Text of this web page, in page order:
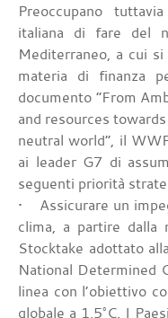
Preoccupano
italiana di fare del
Mediterraneo, a cui
materia di finanza
documento “From
and resources
neutral world”, il
ai leader G7 di
seguenti priorità
• Assicurare un
clima, a partire dalla
Stocktake adottato
National Determined
linea con l’obiettivo
globale a 1,5°C. I